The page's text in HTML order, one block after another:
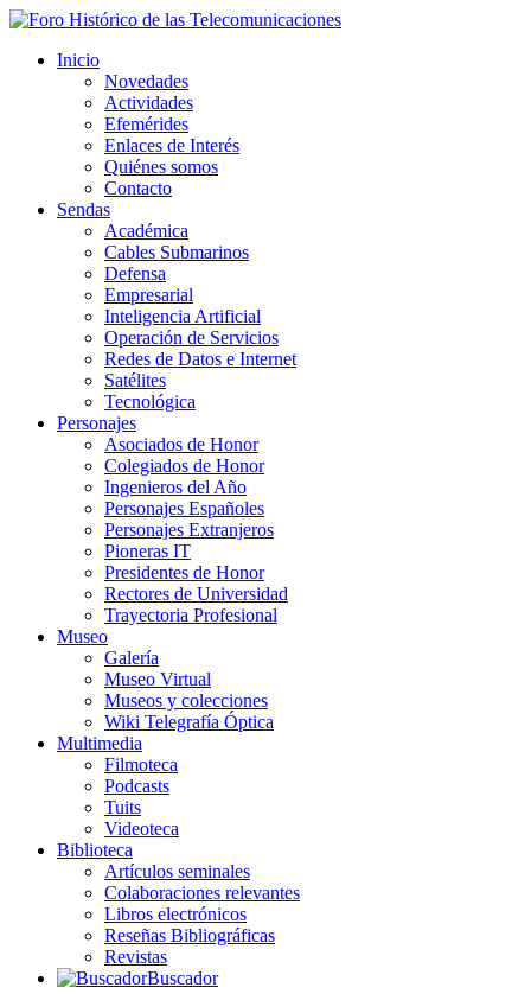
Inicio
Novedades
Actividades
Efemérides
Enlaces de Interés
Quiénes somos
Contacto
Sendas
Académica
Cables Submarinos
Defensa
Empresarial
Inteligencia Artificial
Operación de Servicios
Redes de Datos e Internet
Satélites
Tecnológica
Personajes
Asociados de Honor
Colegiados de Honor
Ingenieros del Año
Personajes Españoles
Personajes Extranjeros
Pioneras IT
Presidentes de Honor
Rectores de Universidad
Trayectoria Profesional
Museo
Galería
Museo Virtual
Museos y colecciones
Wiki Telegrafía Óptica
Multimedia
Filmoteca
Podcasts
Tuits
Videoteca
Biblioteca
Artículos seminales
Colaboraciones relevantes
Libros electrónicos
Reseñas Bibliográficas
Revistas
Buscador